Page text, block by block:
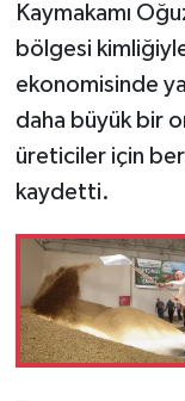
Kaymakamı
bölgesi kimliğiyle
ekonomisinde
daha büyük bir
üreticiler için
kaydetti.